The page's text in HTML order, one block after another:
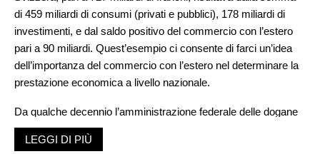
di 459 miliardi di consumi (privati e pubblici), 178 miliardi di
investimenti, e dal saldo positivo del commercio con l’estero
pari a 90 miliardi. Quest’esempio ci consente di farci un’idea
dell’importanza del commercio con l’estero nel determinare la
prestazione economica a livello nazionale.
Da qualche decennio l’amministrazione federale delle dogane
pubblica, oltre ai dati nazionali, anche dati regionalizzati per il
commercio con l’estero. Fin qui, purtroppo, specialmente nei
LEGGI DI PIÙ